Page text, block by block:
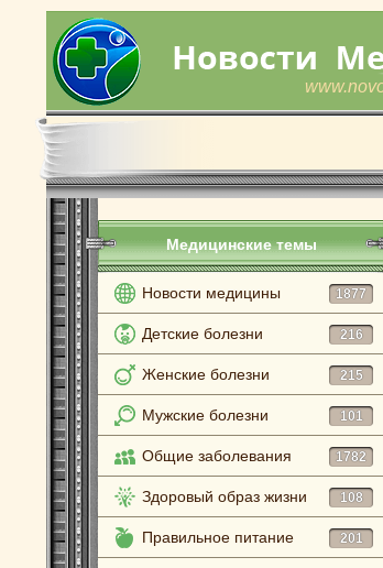
Медицинские темы
Новости медицины 1877
Детские болезни 216
Женские болезни 215
Мужские болезни 101
Общие заболевания 1782
Здоровый образ жизни 108
Правильное питание 201